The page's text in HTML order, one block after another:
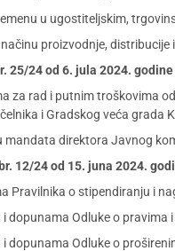
u ugostiteljskim,
proizvodnje,
25/24 od 6. jula 2024. godine
za rad i putnim troškovima
i Gradskog veća grada
mandata direktora Javnog
12/24 od 15. juna 2024.
Pravilnika o stipendiranju i
dopunama Odluke o
dopunama Odluke o